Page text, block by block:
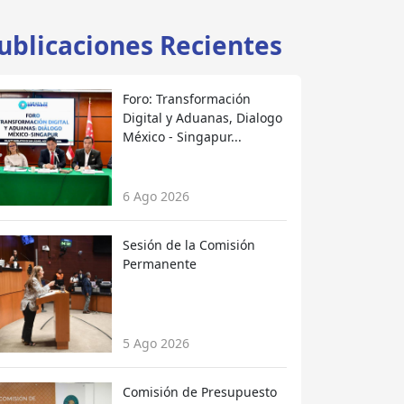
Recientes
Foro: Transformación
Digital y Aduanas, Dialogo
México - Singapur...
6 Ago 2026
Sesión de la Comisión
Permanente
5 Ago 2026
Comisión de Presupuesto